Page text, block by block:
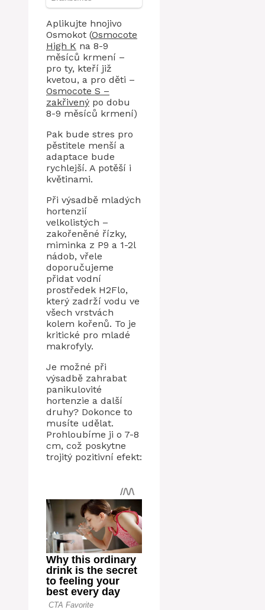
Aplikujte hnojivo
Osmokot (Osmocote
High K na 8-9
měsíců krmení –
pro ty, kteří již
kvetou, a pro děti –
Osmocote S –
zakřivený po dobu
8-9 měsíců krmení)
Pak bude stres pro
pěstitele menší a
adaptace bude
rychlejší. A potěší i
květinami.
Při výsadbě mladých
hortenzií
velkolistých –
zakořeněné řízky,
miminka z P9 a 1-2l
nádob, vřele
doporučujeme
přidat vodní
prostředek H2Flo,
který zadrží vodu ve
všech vrstvách
kolem kořenů. To je
kritické pro mladé
makrofyly.
Je možné při
výsadbě zahrabat
panikulovité
hortenzie a další
druhy? Dokonce to
musíte udělat.
Prohloubíme ji o 7-8
cm, což poskytne
trojitý pozitivní efekt: